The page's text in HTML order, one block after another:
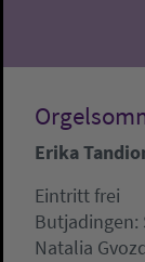
Erika
Eintritt frei
Butjadingen:
Natalia